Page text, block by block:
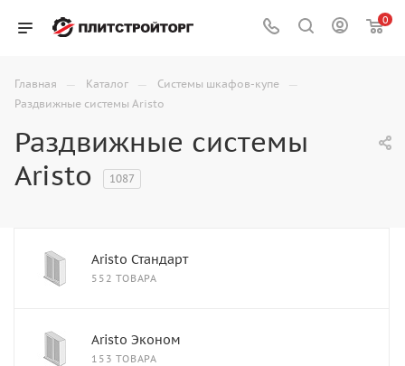
0
Главная — Каталог — Системы шкафов-купе —
Раздвижные системы Aristo
Раздвижные системы
Aristo
1087
Aristo Стандарт
552 ТОВАРА
Aristo Эконом
153 ТОВАРА